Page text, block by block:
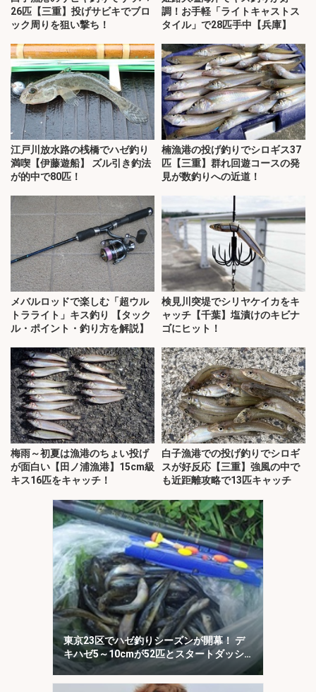
26匹【三重】投げサビキでブロ
ック周りを狙い撃ち！
調！お手軽「ライトキャストス
タイル」で28匹手中【兵庫】
江戸川放水路の桟橋でハゼ釣り
満喫【伊藤遊船】 ズル引き釣法
が的中で80匹！
楠漁港の投げ釣りでシロギス37
匹【三重】群れ回遊コースの発
見が数釣りへの近道！
メバルロッドで楽しむ「超ウル
トラライト」キス釣り 【タック
ル・ポイント・釣り方を解説】
検見川突堤でシリヤケイカをキ
ャッチ【千葉】塩漬けのキビナ
ゴにヒット！
梅雨～初夏は漁港のちょい投げ
が面白い【田ノ浦漁港】15cm級
キス16匹をキャッチ！
白子漁港での投げ釣りでシロギ
スが好反応【三重】強風の中で
も近距離攻略で13匹キャッチ
東京23区でハゼ釣りシーズンが開幕！ デ
キハゼ5～10cmが52匹とスタートダッシ
ュに成功